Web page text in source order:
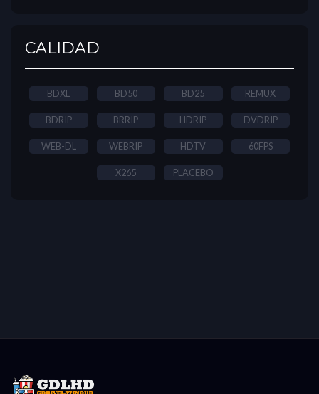
CALIDAD
BDXL BD50 BD25 REMUX
BDRIP BRRIP HDRIP DVDRIP
WEB-DL WEBRIP HDTV 60FPS
X265 PLACEBO